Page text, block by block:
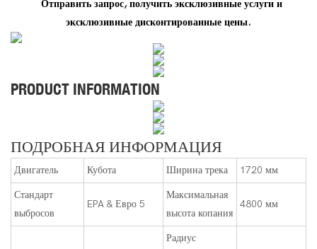
Отправить запрос, получить эксклюзивные услуги и
эксклюзивные дисконтированные цены.
PRODUCT INFORMATION
ПОДРОБНАЯ ИНФОРМАЦИЯ
Двигатель Кубота Ширина трека 1720 мм
Стандарт
выбросов
EPA & Евро 5
Максимальная
высота копания
4800 мм
Радиус